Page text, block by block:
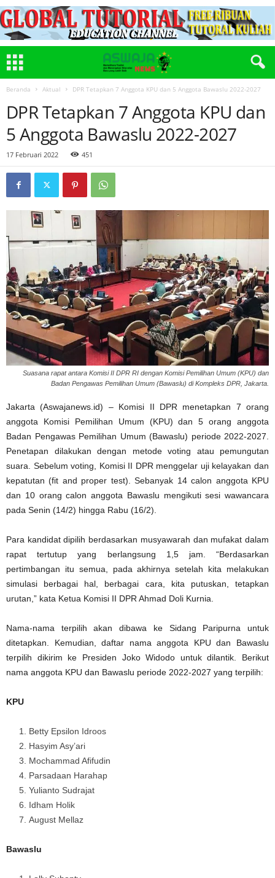
Beranda Aktual DPR Tetapkan 7 Anggota KPU dan 5 Anggota Bawaslu 2022-2027
DPR Tetapkan 7 Anggota KPU dan
5 Anggota Bawaslu 2022-2027
17 Februari 2022 451
Suasana rapat antara Komisi II DPR RI dengan Komisi Pemilihan Umum (KPU) dan
Badan Pengawas Pemilihan Umum (Bawaslu) di Kompleks DPR, Jakarta.
Jakarta (Aswajanews.id) – Komisi II DPR menetapkan 7 orang
anggota Komisi Pemilihan Umum (KPU) dan 5 orang anggota
Badan Pengawas Pemilihan Umum (Bawaslu) periode 2022-2027.
Penetapan dilakukan dengan metode voting atau pemungutan
suara. Sebelum voting, Komisi II DPR menggelar uji kelayakan dan
kepatutan (fit and proper test). Sebanyak 14 calon anggota KPU
dan 10 orang calon anggota Bawaslu mengikuti sesi wawancara
pada Senin (14/2) hingga Rabu (16/2).
Para kandidat dipilih berdasarkan musyawarah dan mufakat dalam
rapat tertutup yang berlangsung 1,5 jam. “Berdasarkan
pertimbangan itu semua, pada akhirnya setelah kita melakukan
simulasi berbagai hal, berbagai cara, kita putuskan, tetapkan
urutan,” kata Ketua Komisi II DPR Ahmad Doli Kurnia.
Nama-nama terpilih akan dibawa ke Sidang Paripurna untuk
ditetapkan. Kemudian, daftar nama anggota KPU dan Bawaslu
terpilih dikirim ke Presiden Joko Widodo untuk dilantik. Berikut
nama anggota KPU dan Bawaslu periode 2022-2027 yang terpilih:
KPU
Betty Epsilon Idroos
Hasyim Asy’ari
Mochammad Afifudin
Parsadaan Harahap
Yulianto Sudrajat
Idham Holik
August Mellaz
Bawaslu